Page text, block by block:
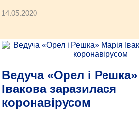
14.05.2020
Ведуча «Орел і
Івакова заразилася
коронавірусом